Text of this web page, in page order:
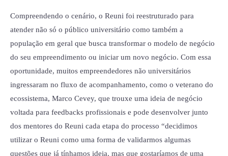
Compreendendo o cenário, o Reuni foi reestruturado para
atender não só o público universitário como também a
população em geral que busca transformar o modelo de negócio
do seu empreendimento ou iniciar um novo negócio. Com essa
oportunidade, muitos empreendedores não universitários
ingressaram no fluxo de acompanhamento, como o veterano do
ecossistema, Marco Cevey, que trouxe uma ideia de negócio
voltada para feedbacks profissionais e pode desenvolver junto
dos mentores do Reuni cada etapa do processo “decidimos
utilizar o Reuni como uma forma de validarmos algumas
questões que já tínhamos ideia, mas que gostaríamos de uma